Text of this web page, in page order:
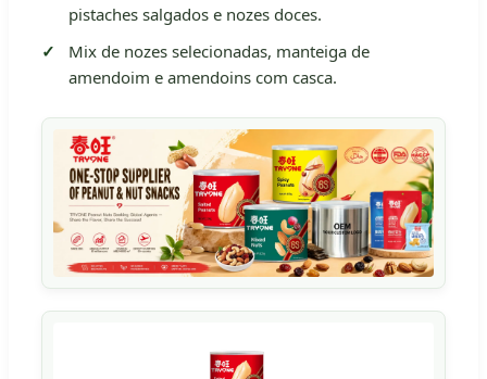
pistaches salgados e nozes doces.
Mix de nozes selecionadas, manteiga de
amendoim e amendoins com casca.